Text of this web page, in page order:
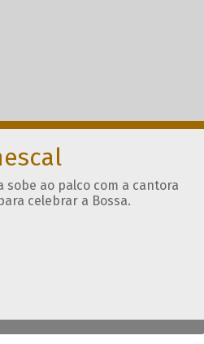
sobe ao palco com a cantora
celebrar a Bossa.